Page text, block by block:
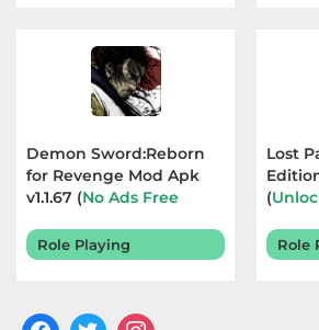
Demon Sword:Reborn
for Revenge Mod Apk
v1.1.67 (No Ads Free
Role Playing
Lost
(
Role